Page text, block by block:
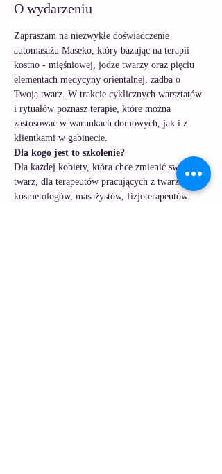
O wydarzeniu
Zapraszam na niezwykłe doświadczenie
automasażu Maseko, który bazując na terapii
kostno - mięśniowej, jodze twarzy oraz pięciu
elementach medycyny orientalnej, zadba o
Twoją twarz. W trakcie cyklicznych warsztatów
i rytuałów poznasz terapie, które można
zastosować w warunkach domowych, jak i z
klientkami w gabinecie.
Dla kogo jest to szkolenie?
Dla każdej kobiety, która chce zmienić swoją
twarz, dla terapeutów pracujących z twarzą, dla
kosmetologów, masażystów, fizjoterapeutów.